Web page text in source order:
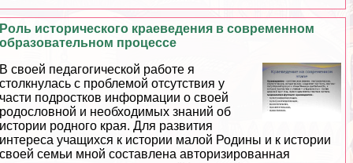
Роль исторического краеведения в современном
образовательном процессе
В своей педагогической работе я
столкнулась с проблемой отсутствия у
части подростков информации о своей
родословной и необходимых знаний об
истории родного края. Для развития
интереса учащихся к истории малой Родины и к истории
своей семьи мной составлена авторизированная